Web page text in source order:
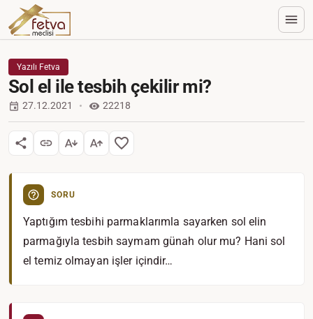
Yazılı Fetva
Sol el ile tesbih çekilir mi?
27.12.2021 22218
SORU
Yaptığım tesbihi parmaklarımla sayarken sol elin
parmağıyla tesbih saymam günah olur mu? Hani sol
el temiz olmayan işler içindir…